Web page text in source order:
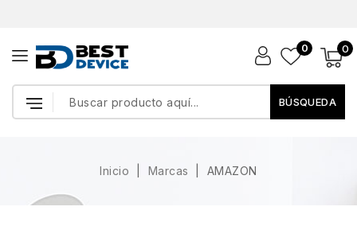
0
0
BÚSQUEDA
Inicio Marcas AMAZON